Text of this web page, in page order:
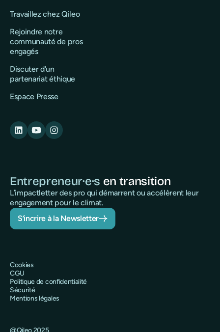
Travaillez chez Qileo
Rejoindre notre
communauté de pros
engagés
Discuter d'un
partenariat éthique
Espace Presse
Entrepreneur·e·s en transition
L’impactletter des pro qui démarrent ou accélèrent leur
engagement pour le climat.
S’incrire à la Newsletter
@Qileo 2025
Cookies
CGU
Politique de confidentialité
Sécurité
Mentions légales